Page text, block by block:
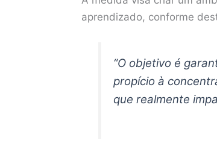
aprendizado, conforme
“O objetivo é
propício à
que realmente